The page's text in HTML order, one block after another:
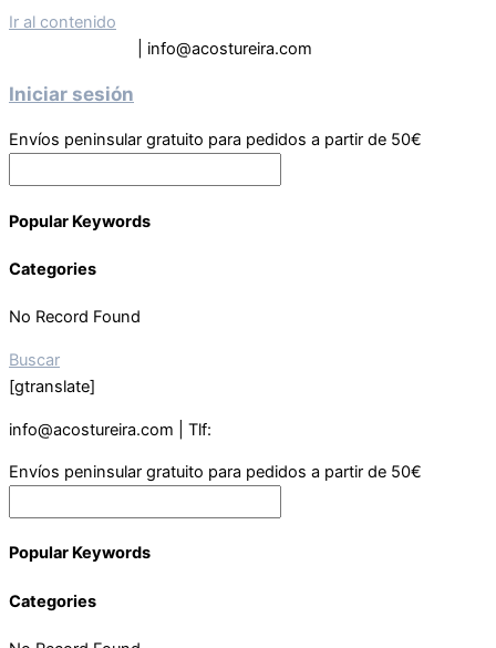
Ir al contenido
| info@acostureira.com
Iniciar sesión
Envíos peninsular gratuito para pedidos a partir de 50€
Popular Keywords
Categories
No Record Found
Buscar
[gtranslate]
info@acostureira.com | Tlf:
Envíos peninsular gratuito para pedidos a partir de 50€
Popular Keywords
Categories